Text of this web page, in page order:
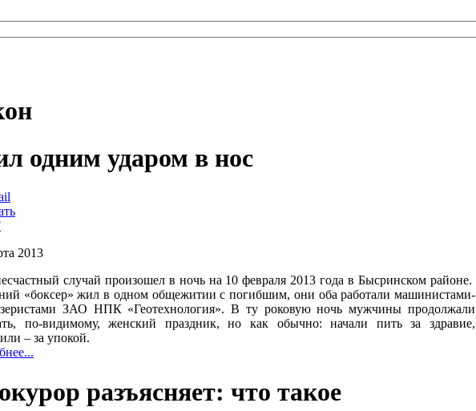
одним ударом в нос
2013
случай произошел в ночь на 10 февраля 2013 года в Бысринском районе.
«боксер» жил в одном общежитии с погибшим, они оба работали машинистами-
ЗАО НПК «Геотехнология». В ту роковую ночь мужчины продолжали
по-видимому, женский праздник, но как обычно: начали пить за здравие,
– за упокой.
разъясняет: что такое